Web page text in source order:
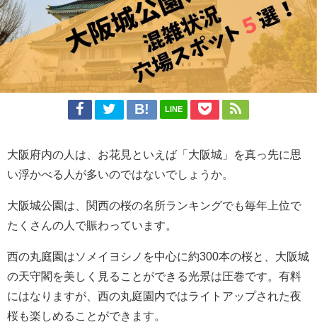
LINE
大阪府内の人は、お花見といえば「大阪城」を真っ先に思
い浮かべる人が多いのではないでしょうか。
大阪城公園は、関西の桜の名所ランキングでも毎年上位で
たくさんの人で賑わっています。
西の丸庭園はソメイヨシノを中心に約300本の桜と、大阪城
の天守閣を美しく見ることができる光景は圧巻です。有料
にはなりますが、西の丸庭園内ではライトアップされた夜
桜も楽しめることができます。